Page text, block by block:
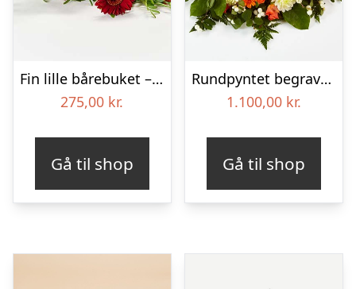
Fin lille bårebuket – Blomster til begravelse
275,00 kr.
Gå til shop
Rundpyntet begravelseskrans – Blomster til begravelse
1.100,00 kr.
Gå til shop